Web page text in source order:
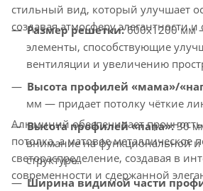
стильный вид, который улучшает
создавая атмосферу элегантности
Размер решетки:600x1200 мм
элементы, способствующие
вентиляции и увеличению
Высота профилей «мама»/
мм — придает потолку чёткие
Высота профилей «папа»:30
внимание на функциональной и
структуре.
Ширина видимой части
Алюминий обеспечивает
потолка, а матовое металлическое
светораспределение, создавая в
современности и сдержанной